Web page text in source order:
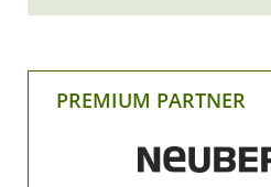
PREMIUM PARTNER